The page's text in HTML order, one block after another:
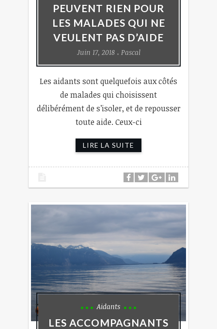
PEUVENT RIEN POUR
LES MALADES QUI NE
VEULENT PAS D’AIDE
Juin 17, 2018 Pascal
Les aidants sont quelquefois aux côtés
de malades qui choisissent
délibérément de s’isoler, et de repousser
toute aide. Ceux-ci
LIRE LA SUITE
Aidants
LES ACCOMPAGNANTS